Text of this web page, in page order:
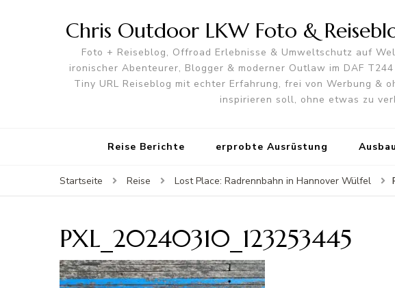
Chris Outdoor LKW Foto &
Foto + Reiseblog, Offroad Erlebnisse & Umweltschutz auf
ironischer Abenteurer, Blogger & moderner Outlaw im DAF
Tiny URL Reiseblog mit echter Erfahrung, frei von Werbung &
inspirieren soll, ohne etwas zu
Reise Berichte erprobte Ausrüstung Ausbau
Startseite Reise Lost Place: Radrennbahn in Hannover Wülfel
PXL_20240310_123253445